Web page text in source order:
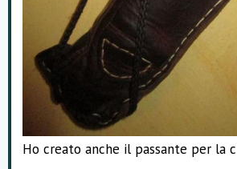
Ho creato anche il passante per la